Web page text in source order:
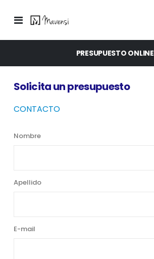
Toggle
PRESUPUESTO ONLINE
Solicita un presupuesto
CONTACTO
Nombre
Apellido
E-mail